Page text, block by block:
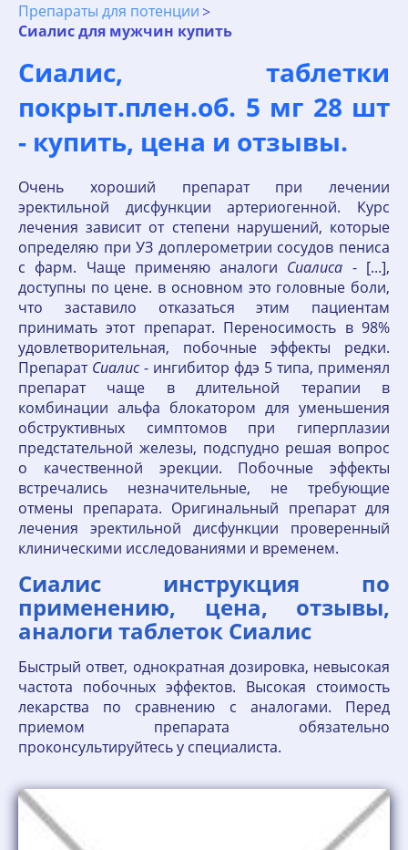
Препараты для потенции
Сиалис для мужчин купить
Сиалис, таблетки
покрыт.плен.об. 5 мг 28 шт
- купить, цена и отзывы.
Очень хороший препарат при лечении
эректильной дисфункции артериогенной. Курс
лечения зависит от степени нарушений, которые
определяю при УЗ доплерометрии сосудов пениса
с фарм. Чаще применяю аналоги Сиалиса - [...],
доступны по цене. в основном это головные боли,
что заставило отказаться этим пациентам
принимать этот препарат. Переносимость в 98%
удовлетворительная, побочные эффекты редки.
Препарат Сиалис- ингибитор фдэ 5 типа, применял
препарат чаще в длительной терапии в
комбинации альфа блокатором для уменьшения
обструктивных симптомов при гиперплазии
предстательной железы, подспудно решая вопрос
о качественной эрекции. Побочные эффекты
встречались незначительные, не требующие
отмены препарата. Оригинальный препарат для
лечения эректильной дисфункции проверенный
клиническими исследованиями и временем.
Сиалис инструкция по
применению, цена, отзывы,
аналоги таблеток Сиалис
Быстрый ответ, однократная дозировка, невысокая
частота побочных эффектов. Высокая стоимость
лекарства по сравнению с аналогами. Перед
приемом препарата обязательно
проконсультируйтесь у специалиста.